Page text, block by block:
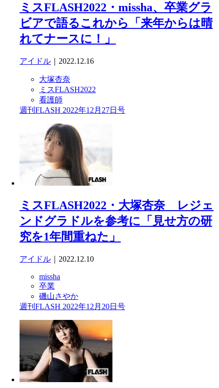
ミスFLASH2022・missha、卒業グラ
ビアで語るこれから「来年からは晴
れてナースに！」
アイドル ｜2022.12.16
大塚杏奈
ミスFLASH2022
看護師
週刊FLASH 2022年12月27日号
ミスFLASH2022・大塚杏奈 レジェ
ンドグラドルを参考に「見せ方の研
究を1年間重ねた」
アイドル ｜2022.12.10
missha
卒業
磯山さやか
週刊FLASH 2022年12月20日号